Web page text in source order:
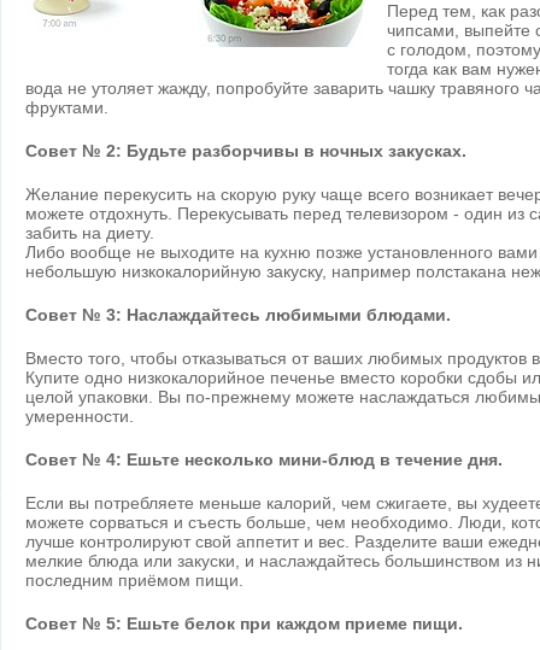
Перед тем, как
чипсами, выпейте
с голодом,
тогда как вам
вода не утоляет жажду, попробуйте заварить чашку травяного
фруктами.
Совет № 2: Будьте разборчивы в ночных закусках.
Желание перекусить на скорую руку чаще всего возникает
можете отдохнуть. Перекусывать перед телевизором - один из
забить на диету.
Либо вообще не выходите на кухню позже установленного
небольшую низкокалорийную закуску, например полстакана
Совет № 3: Наслаждайтесь любимыми блюдами.
Вместо того, чтобы отказываться от ваших любимых
Купите одно низкокалорийное печенье вместо коробки сдобы
целой упаковки. Вы по-прежнему можете наслаждаться
умеренности.
Совет № 4: Ешьте несколько мини-блюд в течение дня.
Если вы потребляете меньше калорий, чем сжигаете, вы
можете сорваться и съесть больше, чем необходимо. Люди,
лучше контролируют свой аппетит и вес. Разделите ваши
мелкие блюда или закуски, и наслаждайтесь большинством из
последним приёмом пищи.
Совет № 5: Ешьте белок при каждом приеме пищи.